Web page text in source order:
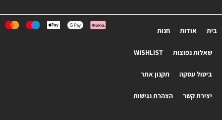
בית אודות חנות
שאלות נפוצות WISHLIST
ביטול עסקה תקנון אתר
יצירת קשר הצהרת נגישות